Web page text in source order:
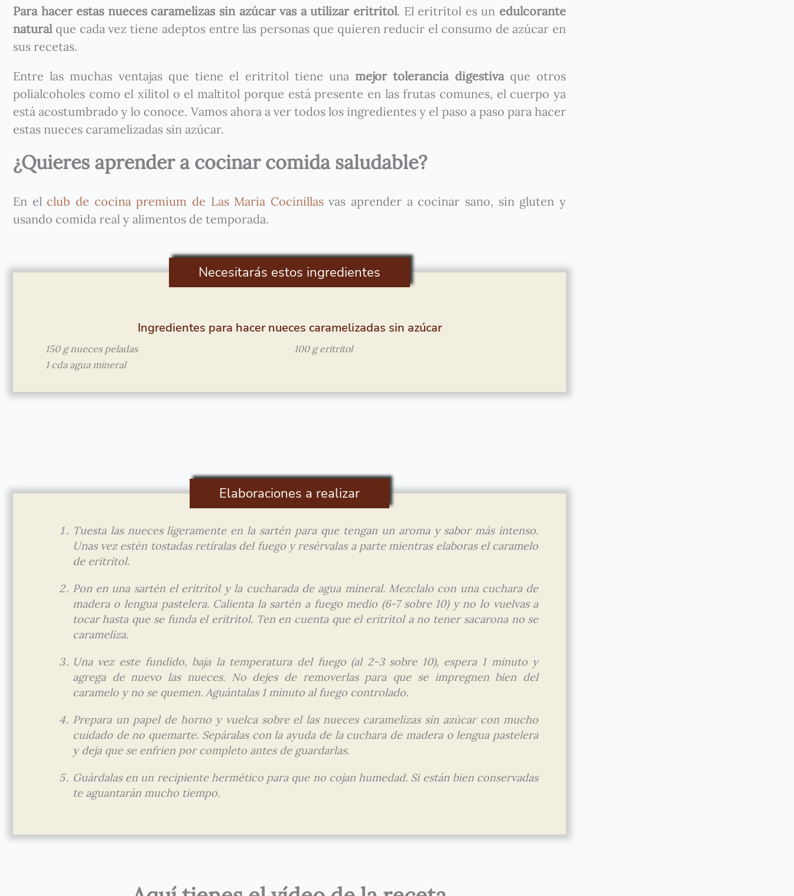
Para hacer estas nueces caramelizas sin azúcar vas a utilizar eritritol. El eritritol es un edulcorante
naturalque cada vez tiene adeptos entre las personas que quieren reducir el consumo de azúcar en
sus recetas.
Entre las muchas ventajas que tiene el eritritol tiene unamejor tolerancia digestivaque otros
polialcoholes como el xilitol o el maltitol porque está presente en las frutas comunes, el cuerpo ya
está acostumbrado y lo conoce. Vamos ahora a ver todos los ingredientes y el paso a paso para hacer
estas nueces caramelizadas sin azúcar.
¿Quieres aprender a cocinar comida saludable?
En elclub de cocina premium de Las Maria Cocinillasvas aprender a cocinar sano, sin gluten y
usando comida real y alimentos de temporada.
Necesitarás estos ingredientes
Ingredientes para hacer nueces caramelizadas sin azúcar
150 g nueces peladas
100 g eritritol
1 cda agua mineral
Elaboraciones a realizar
Tuesta las nueces ligeramente en la sartén para que tengan un aroma y sabor más intenso.
Unas vez estén tostadas retíralas del fuego y resérvalas a parte mientras elaboras el caramelo
de eritritol.
Pon en una sartén el eritritol y la cucharada de agua mineral. Mezclalo con una cuchara de
madera o lengua pastelera. Calienta la sartén a fuego medio (6-7 sobre 10) y no lo vuelvas a
tocar hasta que se funda el eritritol. Ten en cuenta que el eritritol a no tener sacarona no se
carameliza.
Una vez este fundido, baja la temperatura del fuego (al 2-3 sobre 10), espera 1 minuto y
agrega de nuevo las nueces. No dejes de removerlas para que se impregnen bien del
caramelo y no se quemen. Aguántalas 1 minuto al fuego controlado.
Prepara un papel de horno y vuelca sobre el las nueces caramelizas sin azúcar con mucho
cuidado de no quemarte. Sepáralas con la ayuda de la cuchara de madera o lengua pastelera
y deja que se enfrien por completo antes de guardarlas.
Guárdalas en un recipiente hermético para que no cojan humedad. Si están bien conservadas
te aguantarán mucho tiempo.